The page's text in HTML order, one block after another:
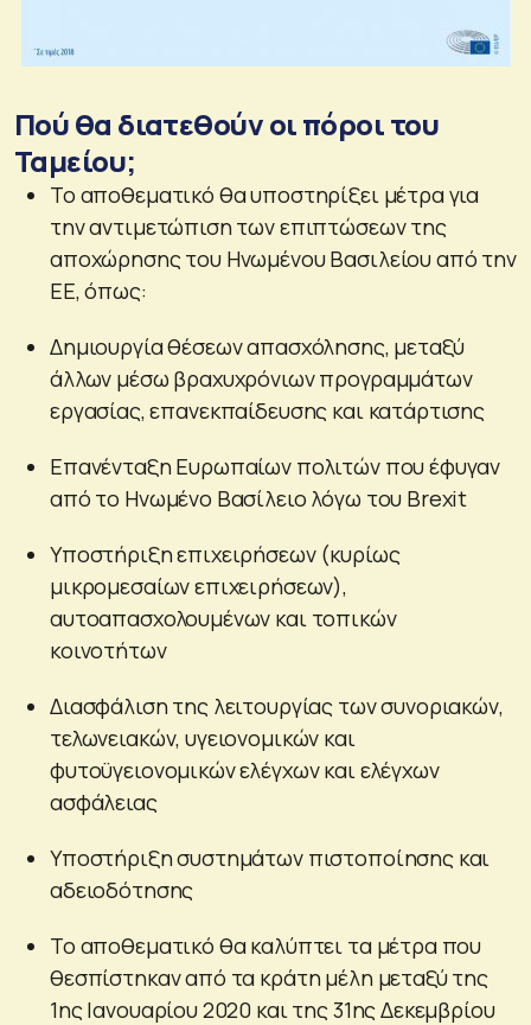
Πού θα διατεθούν οι πόροι του
Ταμείου;
Το αποθεματικό θα υποστηρίξει μέτρα για
την αντιμετώπιση των επιπτώσεων της
αποχώρησης του Ηνωμένου Βασιλείου από την
ΕΕ, όπως:
Δημιουργία θέσεων απασχόλησης, μεταξύ
άλλων μέσω βραχυχρόνιων προγραμμάτων
εργασίας, επανεκπαίδευσης και κατάρτισης
Επανένταξη Ευρωπαίων πολιτών που έφυγαν
από το Ηνωμένο Βασίλειο λόγω του Brexit
Υποστήριξη επιχειρήσεων (κυρίως
μικρομεσαίων επιχειρήσεων),
αυτοαπασχολουμένων και τοπικών
κοινοτήτων
Διασφάλιση της λειτουργίας των συνοριακών,
τελωνειακών, υγειονομικών και
φυτοϋγειονομικών ελέγχων και ελέγχων
ασφάλειας
Υποστήριξη συστημάτων πιστοποίησης και
αδειοδότησης
Το αποθεματικό θα καλύπτει τα μέτρα που
θεσπίστηκαν από τα κράτη μέλη μεταξύ της
1ης Ιανουαρίου 2020 και της 31ης Δεκεμβρίου